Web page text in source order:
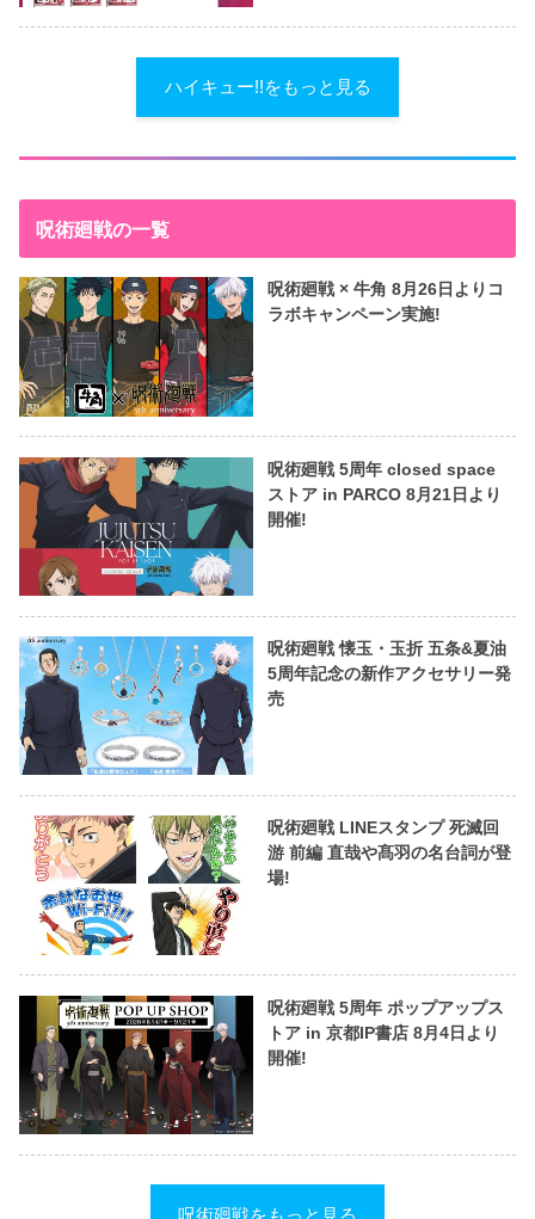
ハイキュー!!をもっと見る
呪術廻戦の一覧
呪術廻戦 × 牛角 8月26日よりコ
ラボキャンペーン実施!
呪術廻戦 5周年 closed space
ストア in PARCO 8月21日より
開催!
呪術廻戦 懐玉・玉折 五条&夏油
5周年記念の新作アクセサリー発
売
呪術廻戦 LINEスタンプ 死滅回
游 前編 直哉や髙羽の名台詞が登
場!
呪術廻戦 5周年 ポップアップス
トア in 京都IP書店 8月4日より
開催!
呪術廻戦をもっと見る